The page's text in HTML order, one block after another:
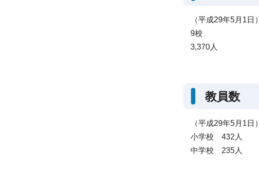
（平成29年5月1日）
9校
3,370人
教員数
（平成29年5月1日）
小学校 432人
中学校 235人